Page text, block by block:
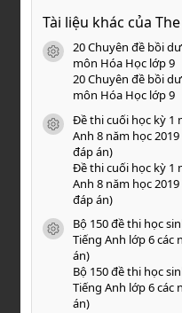
0
0
s
a
o
Tài liệu khác của
icon tài liệu
20 Chuyên đề bồi
môn Hóa Học lớp 9
20 Chuyên đề bồi
môn Hóa Học lớp 9
icon tài liệu
Đề thi cuối học kỳ 1
Anh 8 năm học 2019
đáp án)
Đề thi cuối học kỳ 1
Anh 8 năm học 2019
đáp án)
icon tài liệu
Bộ 150 đề thi học
Tiếng Anh lớp 6 các
án)
Bộ 150 đề thi học
Tiếng Anh lớp 6 các
án)